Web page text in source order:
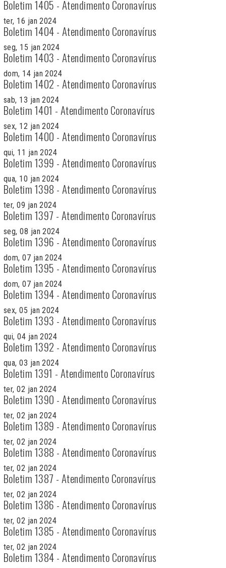
Boletim 1405 - Atendimento Coronavírus
ter, 16 jan 2024
Boletim 1404 - Atendimento Coronavírus
seg, 15 jan 2024
Boletim 1403 - Atendimento Coronavírus
dom, 14 jan 2024
Boletim 1402 - Atendimento Coronavírus
sab, 13 jan 2024
Boletim 1401 - Atendimento Coronavírus
sex, 12 jan 2024
Boletim 1400 - Atendimento Coronavírus
qui, 11 jan 2024
Boletim 1399 - Atendimento Coronavírus
qua, 10 jan 2024
Boletim 1398 - Atendimento Coronavírus
ter, 09 jan 2024
Boletim 1397 - Atendimento Coronavírus
seg, 08 jan 2024
Boletim 1396 - Atendimento Coronavírus
dom, 07 jan 2024
Boletim 1395 - Atendimento Coronavírus
dom, 07 jan 2024
Boletim 1394 - Atendimento Coronavírus
sex, 05 jan 2024
Boletim 1393 - Atendimento Coronavírus
qui, 04 jan 2024
Boletim 1392 - Atendimento Coronavírus
qua, 03 jan 2024
Boletim 1391 - Atendimento Coronavírus
ter, 02 jan 2024
Boletim 1390 - Atendimento Coronavírus
ter, 02 jan 2024
Boletim 1389 - Atendimento Coronavírus
ter, 02 jan 2024
Boletim 1388 - Atendimento Coronavírus
ter, 02 jan 2024
Boletim 1387 - Atendimento Coronavírus
ter, 02 jan 2024
Boletim 1386 - Atendimento Coronavírus
ter, 02 jan 2024
Boletim 1385 - Atendimento Coronavírus
ter, 02 jan 2024
Boletim 1384 - Atendimento Coronavírus